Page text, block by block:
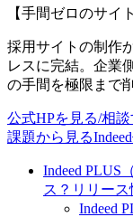
【手間ゼロのサイ
採用サイトの制作
レスに完結。企業
の手間を極限まで
公式HPを見る/相談
課題から見る
Indeed PLUS
ス？リリー
Indeed